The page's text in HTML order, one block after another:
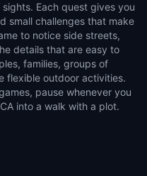
Each quest gives you
small challenges that make
to notice side streets,
details that are easy to
families, groups of
flexible outdoor activities.
pause whenever you
into a walk with a plot.